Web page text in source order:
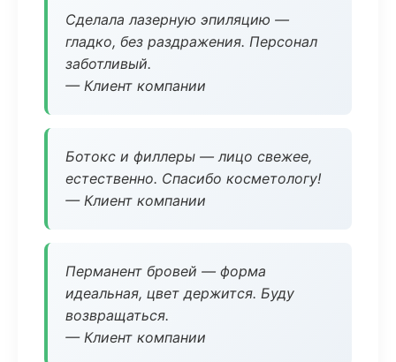
Сделала лазерную эпиляцию —
гладко, без раздражения. Персонал
заботливый.
— Клиент компании
Ботокс и филлеры — лицо свежее,
естественно. Спасибо косметологу!
— Клиент компании
Перманент бровей — форма
идеальная, цвет держится. Буду
возвращаться.
— Клиент компании